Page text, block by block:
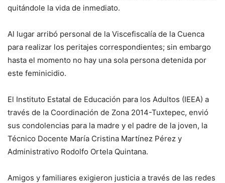
quitándole la vida de inmediato.
Al lugar arribó personal de la Viscefiscalía de la Cuenca
para realizar los peritajes correspondientes; sin embargo
hasta el momento no hay una sola persona detenida por
este feminicidio.
El Instituto Estatal de Educación para los Adultos (IEEA) a
través de la Coordinación de Zona 2014-Tuxtepec, envió
sus condolencias para la madre y el padre de la joven, la
Técnico Docente María Cristina Martínez Pérez y
Administrativo Rodolfo Ortela Quintana.
Amigos y familiares exigieron justicia a través de las redes